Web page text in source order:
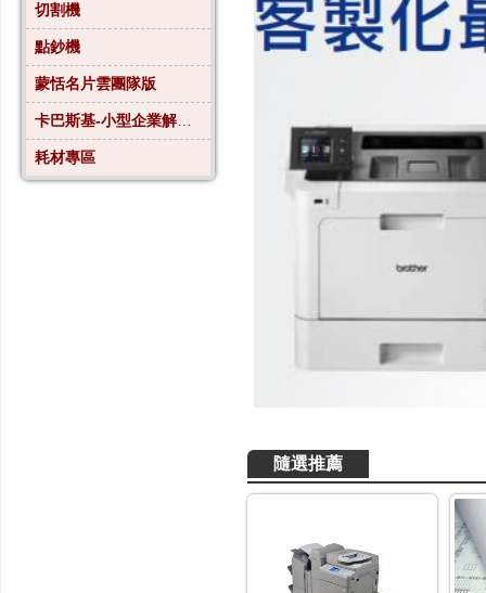
切割機
點鈔機
蒙恬名片雲團隊版
卡巴斯基-小型企業解決方案4
耗材專區
隨選推薦